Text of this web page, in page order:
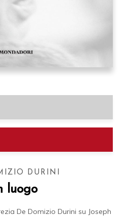
DURINI
luogo
De Domizio Durini su Joseph